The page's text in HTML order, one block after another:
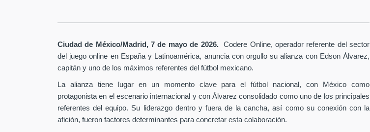
Ciudad de México/Madrid, 7 de mayo de 2026.Codere Online, operador referente del sector
del juego online en España y Latinoamérica, anuncia con orgullo su alianza con Edson Álvarez,
capitán y uno de los máximos referentes del fútbol mexicano.
La alianza tiene lugar en un momento clave para el fútbol nacional, con México como
protagonista en el escenario internacional y con Álvarez consolidado como uno de los principales
referentes del equipo. Su liderazgo dentro y fuera de la cancha, así como su conexión con la
afición, fueron factores determinantes para concretar esta colaboración.